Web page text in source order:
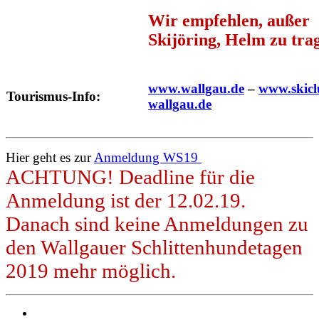
Wir empfehlen, außer
Skijöring, Helm zu
Tourismus-Info:
www.wallgau.de–
wallgau.de
Hier geht es zurAnmeldung WS19
ACHTUNG! Deadline für die
Anmeldung ist der 12.02.19.
Danach sind keine Anmeldungen zu
den Wallgauer Schlittenhundetagen
2019 mehr möglich.